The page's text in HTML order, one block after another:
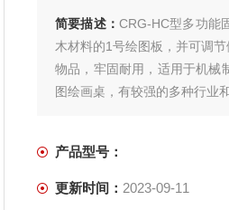
简要描述：CRG-HC型多功能
木材料的1号绘图板，并可调
物品，牢固耐用，适用于机械
图绘画桌，有较强的多种行业
产品型号：
更新时间： 2023-09-11